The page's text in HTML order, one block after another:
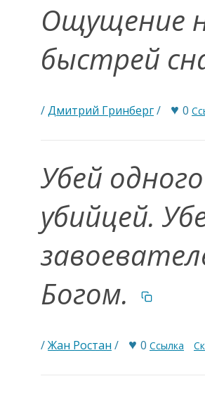
Ощущение
быстрей
/Дмитрий Гринберг/ ♥ 0
Убей
убийцей.
Богом.
/Жан Ростан / ♥ 0 Ссылка